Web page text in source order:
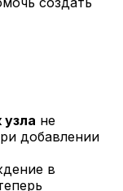
узла не
добавлении
в